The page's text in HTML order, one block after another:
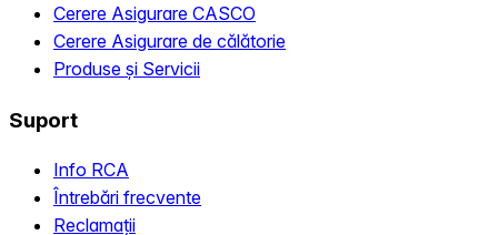
Cerere Asigurare CASCO
Cerere Asigurare de călătorie
Produse și Servicii
Suport
Info RCA
Întrebări frecvente
Reclamații